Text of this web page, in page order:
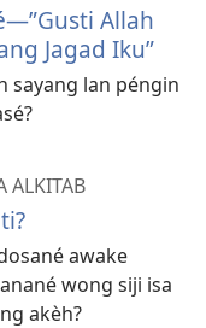
Allah
Jagad Iku”
sayang lan péngin
ALKITAB
awake
wong siji isa
akèh?